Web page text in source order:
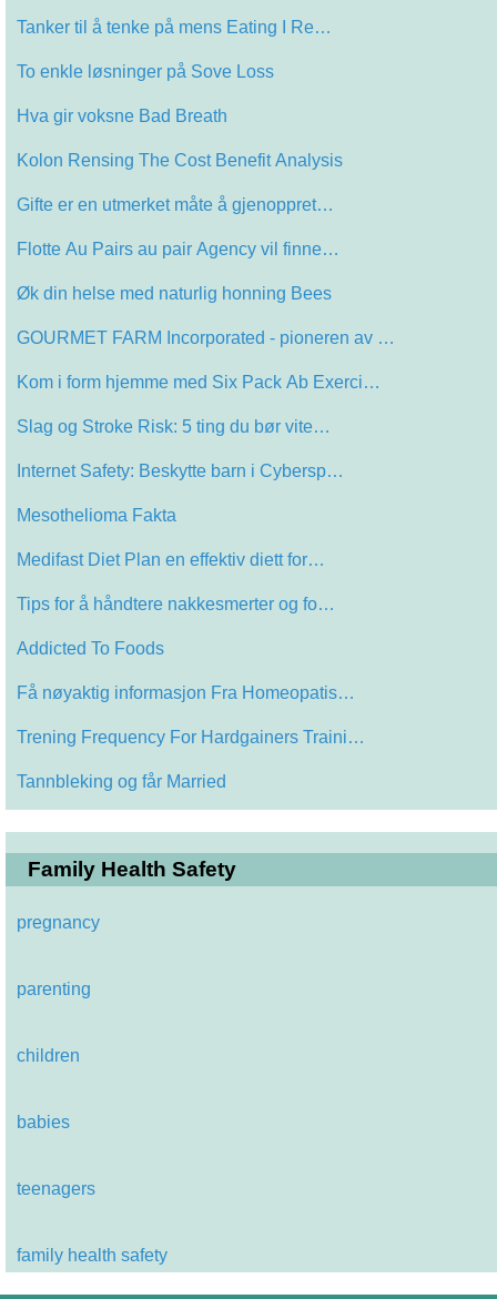
Tanker til å tenke på mens Eating I Re…
To enkle løsninger på Sove Loss
Hva gir voksne Bad Breath
Kolon Rensing The Cost Benefit Analysis
Gifte er en utmerket måte å gjenoppret…
Flotte Au Pairs au pair Agency vil finne…
Øk din helse med naturlig honning Bees
GOURMET FARM Incorporated - pioneren av …
Kom i form hjemme med Six Pack Ab Exerci…
Slag og Stroke Risk: 5 ting du bør vite…
Internet Safety: Beskytte barn i Cybersp…
Mesothelioma Fakta
Medifast Diet Plan en effektiv diett for…
Tips for å håndtere nakkesmerter og fo…
Addicted To Foods
Få nøyaktig informasjon Fra Homeopatis…
Trening Frequency For Hardgainers Traini…
Tannbleking og får Married
Family Health Safety
pregnancy
parenting
children
babies
teenagers
family health safety